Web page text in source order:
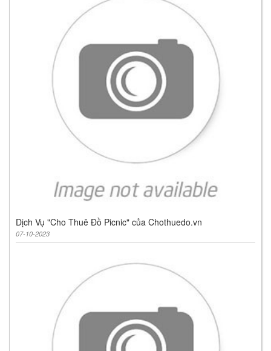
Dịch Vụ "Cho Thuê Đồ Picnic" của Chothuedo.vn
07-10-2023